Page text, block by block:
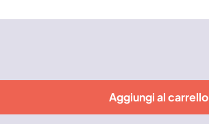
Aggiungi al carrello